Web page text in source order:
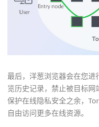
最后，洋葱浏览器会在您
览历史记录，禁止被目标
保护在线隐私安全之余，
自由访问更多在线资源。